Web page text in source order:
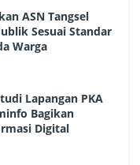
ASN Tangsel
Sesuai Standar
Warga
Lapangan PKA
Bagikan
Digital